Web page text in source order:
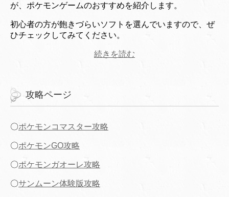
が、ポケモンゲームのおすすめを紹介します。
初心者の方が飽きづらいソフトを選んでいますので、ぜ
ひチェックしてみてください。
続きを読む
攻略ページ
〇ポケモンコマスター攻略
〇ポケモンGO攻略
〇ポケモンガオーレ攻略
〇サンムーン体験版攻略